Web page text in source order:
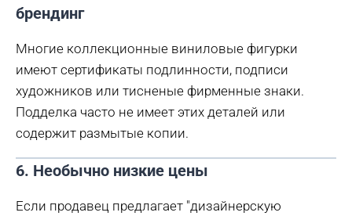
брендинг
Многие коллекционные виниловые фигурки
имеют сертификаты подлинности, подписи
художников или тисненые фирменные знаки.
Подделка часто не имеет этих деталей или
содержит размытые копии.
6. Необычно низкие цены
Если продавец предлагает "дизайнерскую